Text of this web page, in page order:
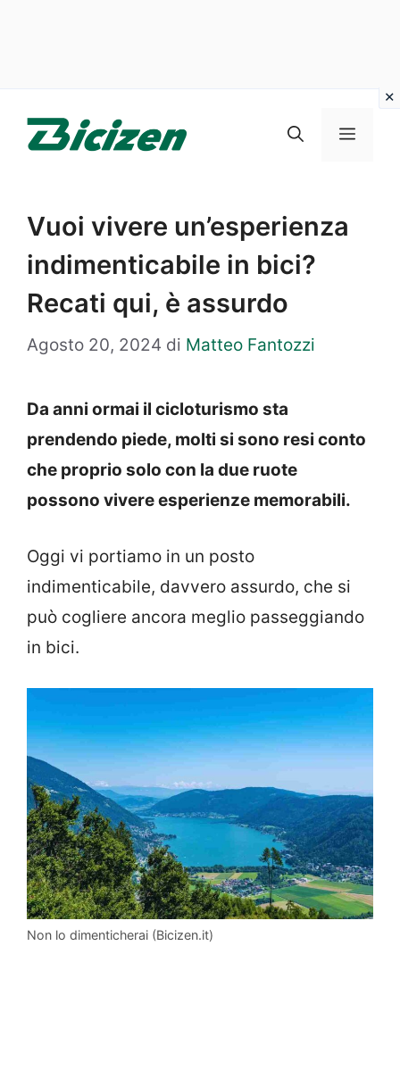
Menu
Vuoi vivere un’esperienza
indimenticabile in bici?
Recati qui, è assurdo
Agosto 20, 2024 di Matteo Fantozzi
Da anni ormai il cicloturismo sta
prendendo piede, molti si sono resi conto
che proprio solo con la due ruote
possono vivere esperienze memorabili.
Oggi vi portiamo in un posto
indimenticabile, davvero assurdo, che si
può cogliere ancora meglio passeggiando
in bici.
Non lo dimenticherai (Bicizen.it)